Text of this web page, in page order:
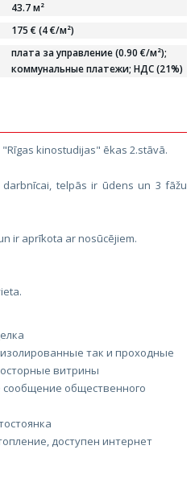
43.7 м²
175 € (4 €/м²)
плата за управление (0.90 €/м²);
коммунальные платежи; НДС (21%)
kinostudijas" ēkas 2.stāvā.
telpās ir ūdens un 3 fāžu
ir aprīkota ar nosūcējiem.
так и проходные
витрины
сообщение общественного
доступен интернет